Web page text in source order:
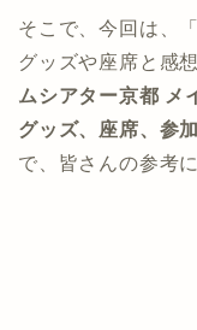
そこで、今回は、
グッズや座席と感
ムシアター京都 メ
グッズ、座席、参
で、皆さんの参考